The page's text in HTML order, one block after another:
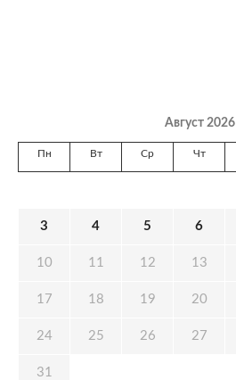
Август 2026
Пн Вт Ср Чт
3 4 5 6
10 11 12 13
17 18 19 20
24 25 26 27
31